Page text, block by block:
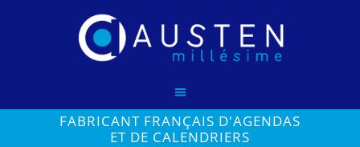
FABRICANT FRANÇAIS D'AGENDAS
ET DE CALENDRIERS